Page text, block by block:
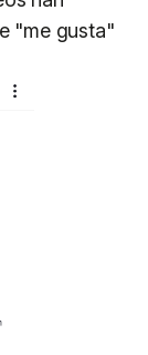
"me gusta"